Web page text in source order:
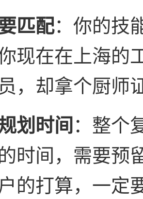
匹配：你的技
现在在上海的
，却拿个厨师
划时间 ：整个
时间，需要预
的打算，一定